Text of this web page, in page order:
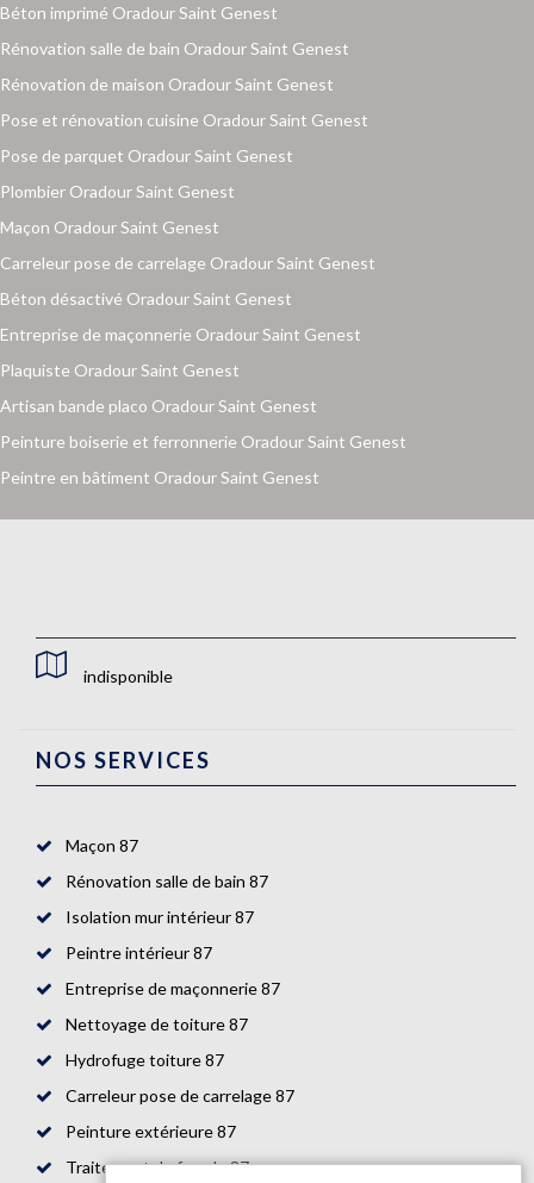
Béton imprimé Oradour Saint Genest
Rénovation salle de bain Oradour Saint Genest
Rénovation de maison Oradour Saint Genest
Pose et rénovation cuisine Oradour Saint Genest
Pose de parquet Oradour Saint Genest
Plombier Oradour Saint Genest
Maçon Oradour Saint Genest
Carreleur pose de carrelage Oradour Saint Genest
Béton désactivé Oradour Saint Genest
Entreprise de maçonnerie Oradour Saint Genest
Plaquiste Oradour Saint Genest
Artisan bande placo Oradour Saint Genest
Peinture boiserie et ferronnerie Oradour Saint Genest
Peintre en bâtiment Oradour Saint Genest
indisponible
NOS SERVICES
Maçon 87
Rénovation salle de bain 87
Isolation mur intérieur 87
Peintre intérieur 87
Entreprise de maçonnerie 87
Nettoyage de toiture 87
Hydrofuge toiture 87
Carreleur pose de carrelage 87
Peinture extérieure 87
Traitement de façade 87